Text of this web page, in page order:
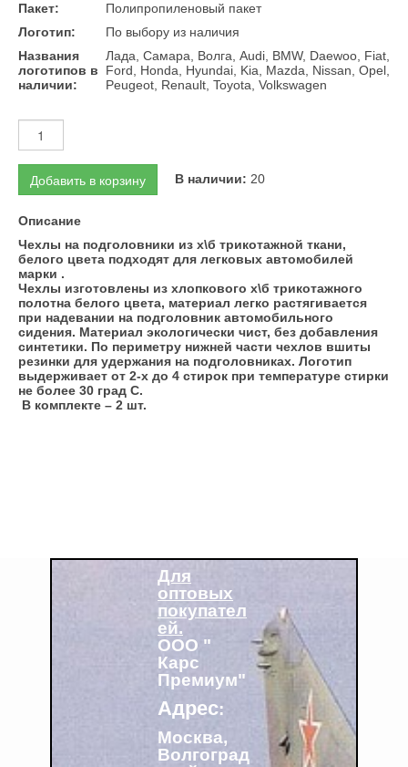
Пакет:
Полипропиленовый пакет
Логотип:
По выбору из наличия
Названия
логотипов в
наличии:
Лада, Самара, Волга, Audi, BMW, Daewoo, Fiat,
Ford, Honda, Hyundai, Kia, Mazda, Nissan, Opel,
Peugeot, Renault, Toyota, Volkswagen
Добавить в корзину В наличии: 20
Описание
Чехлы на подголовники из х\б трикотажной ткани,
белого цвета подходят для легковых автомобилей
марки .
Чехлы изготовлены из хлопкового х\б трикотажного
полотна белого цвета, материал легко растягивается
при надевании на подголовник автомобильного
сидения. Материал экологически чист, без добавления
синтетики. По периметру нижней части чехлов вшиты
резинки для удержания на подголовниках. Логотип
выдерживает от 2-х до 4 стирок при температуре стирки
не более 30 град С.
В комплекте – 2 шт.
Для
оптовых
покупател
ей.
ООО "
Карс
Премиум"
Адрес:
Москва,
Волгоград